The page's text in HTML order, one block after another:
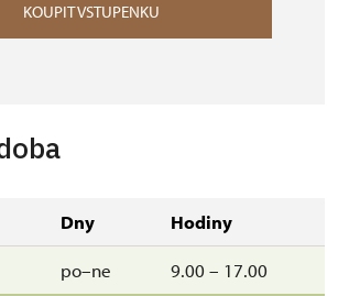
KOUPIT VSTUPENKU
Dny Hodiny
po–ne 9.00 – 17.00